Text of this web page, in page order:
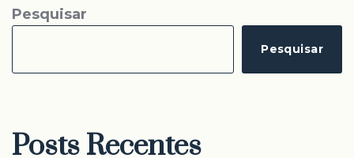
Pesquisar
Pesquisar
Posts Recentes